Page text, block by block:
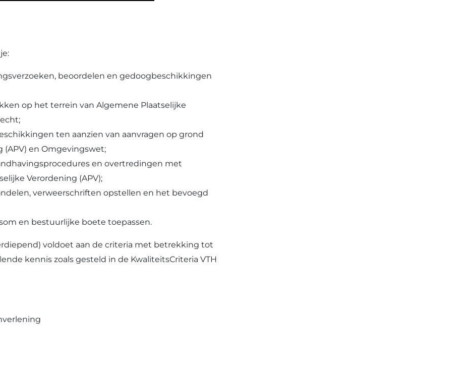
beoordelen en gedoogbeschikkingen
op het terrein van Algemene Plaatselijke
ten aanzien van aanvragen op grond
(APV) en Omgevingswet;
en overtredingen met
Verordening (APV);
verweerschriften opstellen en het bevoegd
en bestuurlijke boete toepassen.
voldoet aan de criteria met betrekking tot
kennis zoals gesteld in de KwaliteitsCriteria VTH